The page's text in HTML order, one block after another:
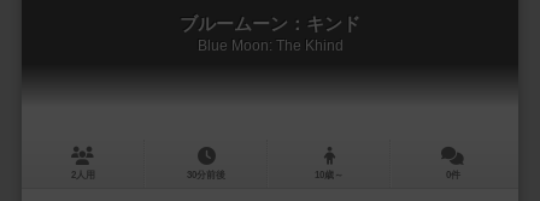
ブルームーン：キンド
Blue Moon: The Khind
2人用 30分前後 10歳～ 0件